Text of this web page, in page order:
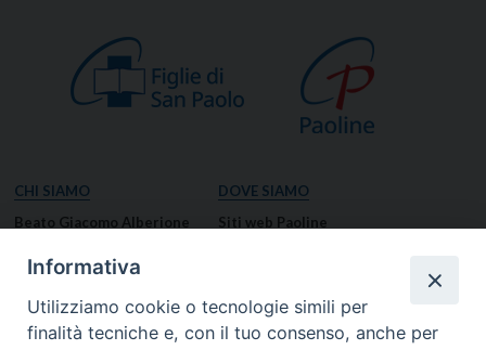
CHI SIAMO
Beato Giacomo Alberione
Missione Paolina
DOVE SIAMO
Siti web Paoline
Notizie dal governo generale
Informativa
Utilizziamo cookie o tecnologie simili per
finalità tecniche e, con il tuo consenso, anche per